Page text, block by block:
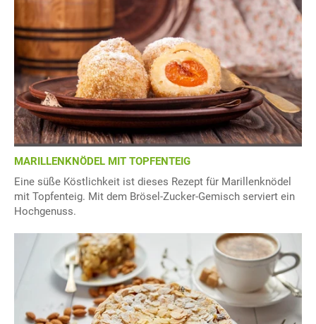
MARILLENKNÖDEL MIT TOPFENTEIG
Eine süße Köstlichkeit ist dieses Rezept für Marillenknödel
mit Topfenteig. Mit dem Brösel-Zucker-Gemisch serviert ein
Hochgenuss.